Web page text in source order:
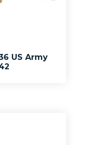
US Army